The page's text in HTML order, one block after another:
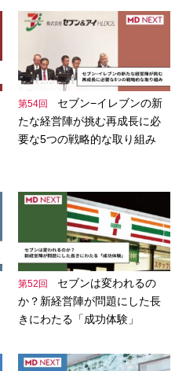
第54回
セブン−イレブンの新
たな経営陣が挑む再成長に必
要な5つの戦略的な取り組み
第52回
セブンは変われるの
か？新経営陣が問題にした長
きにわたる「成功体験」